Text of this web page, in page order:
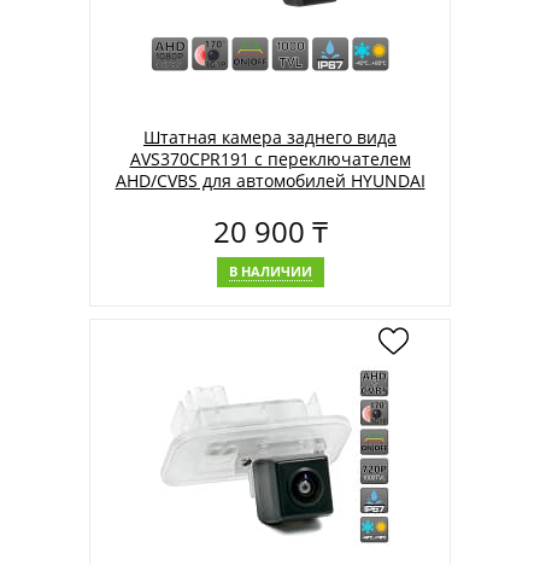
Штатная камера заднего вида
AVS370CPR191 с переключателем
AHD/CVBS для автомобилей HYUNDAI
20 900 ₸
В НАЛИЧИИ